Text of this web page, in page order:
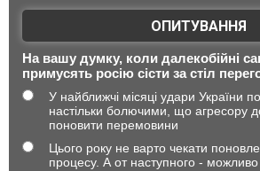
ОПИТУВАННЯ
На вашу думку, коли далекобійні
примусять росію сісти за стіл
У найближчі місяці удари України по
настільки болючими, що агресору
поновити перемовини
Цього року не варто чекати
процесу. А от наступного - можливо